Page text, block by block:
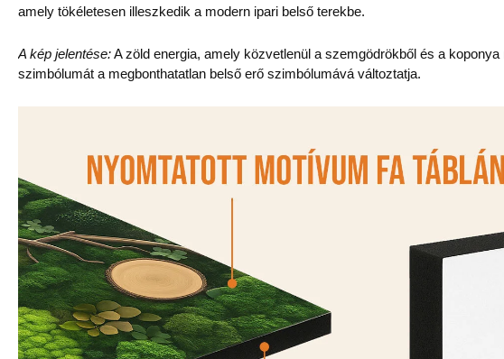
amely tökéletesen illeszkedik a modern ipari belső terekbe.
A kép jelentése:A zöld energia, amely közvetlenül a szemgödrökből és a
szimbólumát a megbonthatatlan belső erő szimbólumává változtatja.